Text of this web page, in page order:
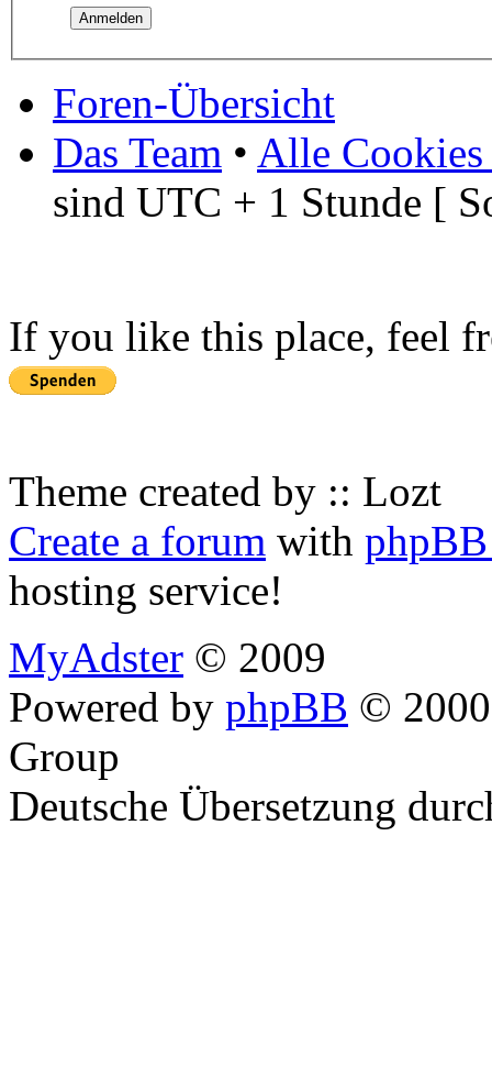
Foren-Übersicht
Das Team • Alle Cookies
sind UTC + 1 Stunde [
If you like this place, feel
Theme created by :: Lozt
Create a forum with
hosting service!
MyAdster © 2009
Powered by phpBB ©
Group
Deutsche Übersetzung